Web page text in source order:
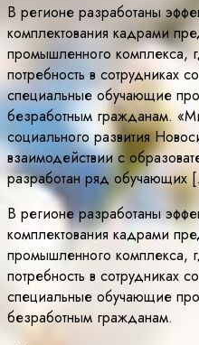
В регионе разработаны
комплектования кадрами
промышленного комплекса,
потребность в сотрудниках
специальные обучающие
безработным гражданам.
социального развития
взаимодействии с
разработан ряд обучающих
В регионе разработаны
комплектования кадрами
промышленного комплекса,
потребность в сотрудниках
специальные обучающие
безработным гражданам.